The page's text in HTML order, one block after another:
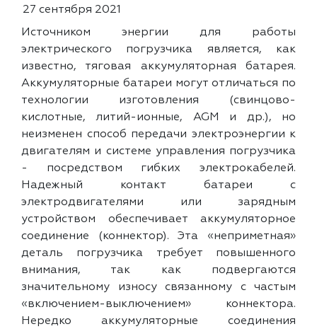
27 сентября 2021
Источником энергии для работы
электрического погрузчика является, как
известно, тяговая аккумуляторная батарея.
Аккумуляторные батареи могут отличаться по
технологии изготовления (свинцово-
кислотные, литий-ионные, AGM и др.), но
неизменен способ передачи электроэнергии к
двигателям и системе управления погрузчика
- посредством гибких электрокабелей.
Надежный контакт батареи с
электродвигателями или зарядным
устройством обеспечивает аккумуляторное
соединение (коннектор). Эта «неприметная»
деталь погрузчика требует повышенного
внимания, так как подвергаются
значительному износу связанному с частым
«включением-выключением» коннектора.
Нередко аккумуляторные соединения